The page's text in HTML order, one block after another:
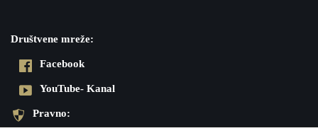
Društvene mreže:
Facebook
YouTube- Kanal
Pravno: